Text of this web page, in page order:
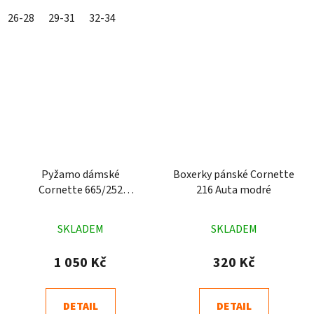
26-28 29-31 32-34
Pyžamo dámské
Cornette 665/252
hodnocení
produktu
5,0
SKLADEM
1 050 Kč
DETAIL
Boxerky pánské Cornette
216 Auta modré
hodnocení
produktu
4,8
SKLADEM
320 Kč
DETAIL